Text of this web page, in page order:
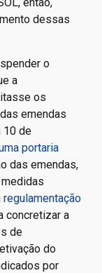
então,
dessas
o
a
os
emendas
10 de
portaria
das emendas,
regulamentação
concretizar a
de
do
por